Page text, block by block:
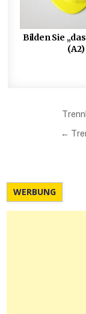
Bilden Sie
(A2)
←
WERBUNG